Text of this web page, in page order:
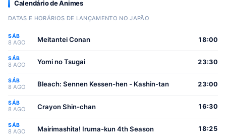
Calendário de Animes
DATAS E HORÁRIOS DE LANÇAMENTO NO JAPÃO
SÁB
8 AGO Meitantei Conan 18:00
SÁB
8 AGO Yomi no Tsugai 23:30
SÁB
8 AGO Bleach: Sennen Kessen-hen - Kashin-tan 23:00
SÁB
8 AGO Crayon Shin-chan 16:30
SÁB
8 AGO Mairimashita! Iruma-kun 4th Season 18:25